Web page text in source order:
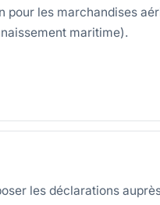
les marchandises
maritime).
les déclarations